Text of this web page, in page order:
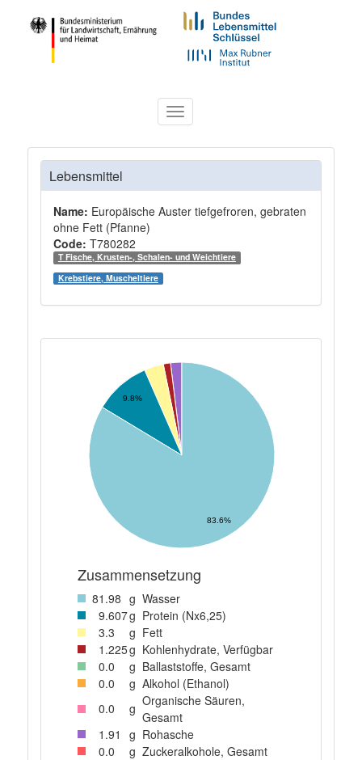
Toggle
navigation
Lebensmittel
Name: Europäische Auster tiefgefroren, gebraten
ohne Fett (Pfanne)
Code: T780282
T Fische, Krusten-, Schalen- und Weichtiere
Krebstiere, Muscheltiere
9.8%
83.6%
Zusammensetzung
81 .98 g Wasser
9.607g Protein (Nx6,25)
3.3 g Fett
1 .225g Kohlenhydrate, Verfügbar
0.0 g Ballaststoffe, Gesamt
0.0 g Alkohol (Ethanol)
0.0 g Organische Säuren,
Gesamt
1 .91 g Rohasche
0.0 g Zuckeralkohole, Gesamt